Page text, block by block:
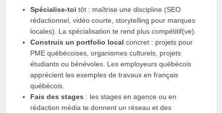
Spécialise-toi tôt : maîtrise une discipline (SEO
rédactionnel, vidéo courte, storytelling pour marques
locales). La spécialisation te rend plus compétitif(ve).
Construis un portfolio local concret : projets pour
PME québécoises, organismes culturels, projets
étudiants ou bénévoles. Les employeurs québécois
apprécient les exemples de travaux en français
québécois.
Fais des stages : les stages en agence ou en
rédaction média te donnent un réseau et des